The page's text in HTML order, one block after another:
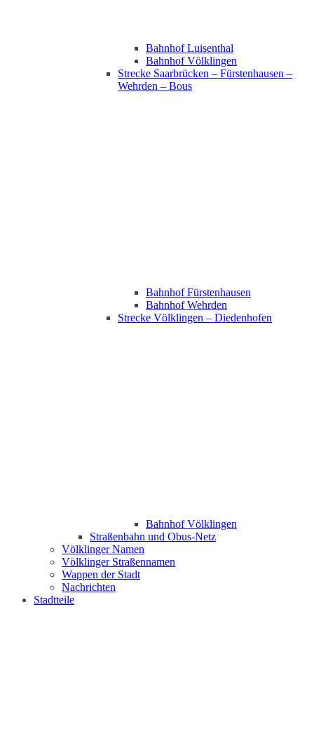
Bahnhof Luisenthal
Bahnhof Völklingen
Strecke Saarbrücken – Fürstenhausen –
Wehrden – Bous
Bahnhof Fürstenhausen
Bahnhof Wehrden
Strecke Völklingen – Diedenhofen
Bahnhof Völklingen
Straßenbahn und Obus-Netz
Völklinger Namen
Völklinger Straßennamen
Wappen der Stadt
Nachrichten
Stadtteile